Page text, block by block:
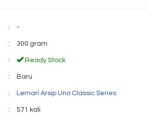
: -
: 300 gram
: Ready Stock
: Baru
: Lemari Arsip Uno Classic Series
: 571 kali